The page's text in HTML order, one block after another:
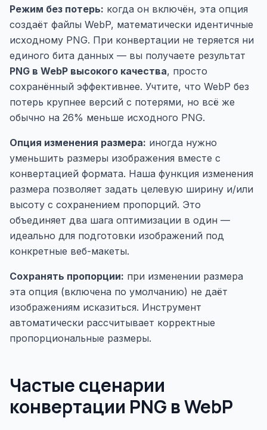
Режим без потерь: когда он включён, эта опция
создаёт файлы WebP, математически идентичные
исходному PNG. При конвертации не теряется ни
единого бита данных — вы получаете результат
PNG в WebP высокого качества, просто
сохранённый эффективнее. Учтите, что WebP без
потерь крупнее версий с потерями, но всё же
обычно на 26% меньше исходного PNG.
Опция изменения размера: иногда нужно
уменьшить размеры изображения вместе с
конвертацией формата. Наша функция изменения
размера позволяет задать целевую ширину и/или
высоту с сохранением пропорций. Это
объединяет два шага оптимизации в один —
идеально для подготовки изображений под
конкретные веб-макеты.
Сохранять пропорции: при изменении размера
эта опция (включена по умолчанию) не даёт
изображениям исказиться. Инструмент
автоматически рассчитывает корректные
пропорциональные размеры.
Частые сценарии
конвертации PNG в WebP